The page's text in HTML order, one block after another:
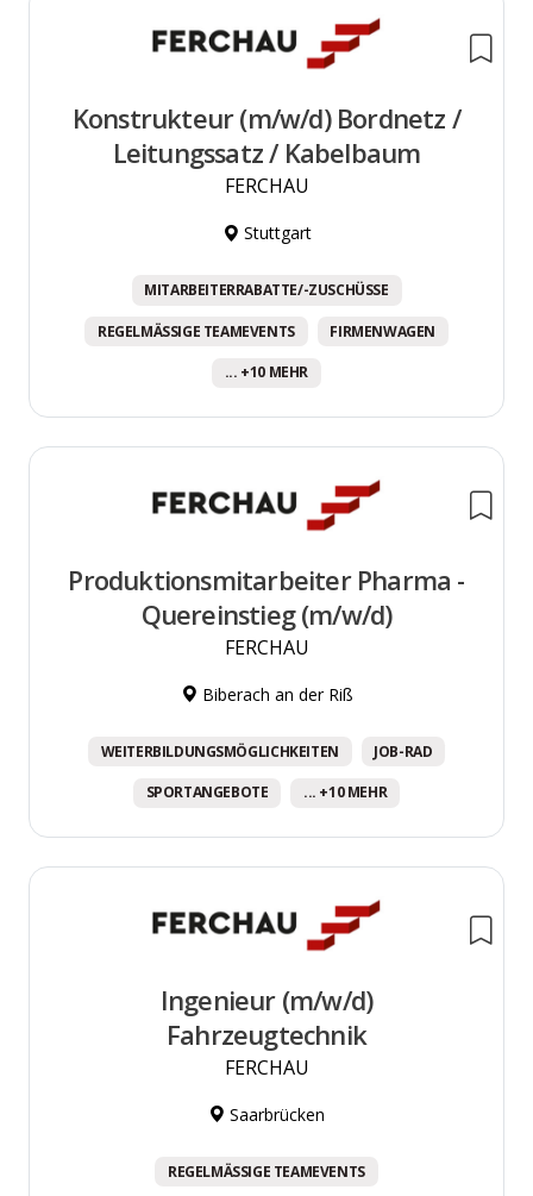
Konstrukteur (m/w/d) Bordnetz /
Leitungssatz / Kabelbaum
FERCHAU
Stuttgart
MITARBEITERRABATTE/-ZUSCHÜSSE
REGELMÄSSIGE TEAMEVENTS FIRMENWAGEN
... +10 MEHR
Produktionsmitarbeiter Pharma -
Quereinstieg (m/w/d)
FERCHAU
Biberach an der Riß
WEITERBILDUNGSMÖGLICHKEITEN JOB-RAD
SPORTANGEBOTE ... +10 MEHR
Ingenieur (m/w/d)
Fahrzeugtechnik
FERCHAU
Saarbrücken
REGELMÄSSIGE TEAMEVENTS